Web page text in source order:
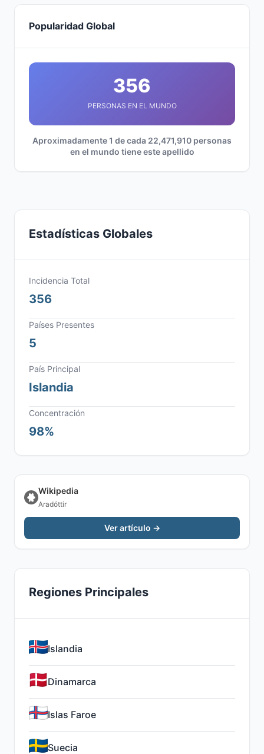
Popularidad Global
356
PERSONAS EN EL MUNDO
Aproximadamente 1 de cada 22,471,910 personas
en el mundo tiene este apellido
Estadísticas Globales
Incidencia Total
356
Países Presentes
5
País Principal
Islandia
Concentración
98%
Wikipedia
Aradóttir
Ver artículo →
Regiones Principales
Islandia
Dinamarca
Islas Faroe
Suecia